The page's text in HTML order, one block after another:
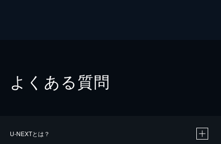
よくある質問
U-NEXTとは？